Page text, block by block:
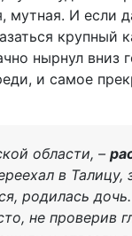
И если
крупный
нырнул
и самое
области, –
в Талицу,
родилась
не проверив